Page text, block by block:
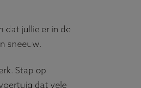
dat jullie er in de
sneeuw.
Stap op
dat vele